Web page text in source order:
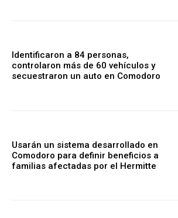
Identificaron a 84 personas,
controlaron más de 60 vehículos y
secuestraron un auto en Comodoro
Usarán un sistema desarrollado en
Comodoro para definir beneficios a
familias afectadas por el Hermitte